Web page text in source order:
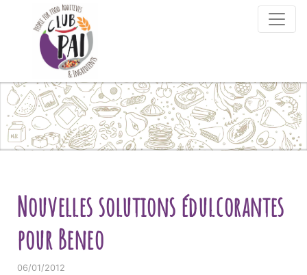
Skip to content
Nouvelles solutions édulcorantes
pour Beneo
06/01/2012